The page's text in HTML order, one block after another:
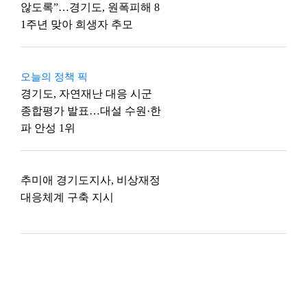
않도록”…경기도, 원폭피해 8
1주년 맞아 희생자 추모
오늘의 정책 픽
경기도, 자연재난 대응 시군
종합평가 발표…대설 수원·한
파 안성 1위
추미애 경기도지사, 비상재정
대응체계 구축 지시